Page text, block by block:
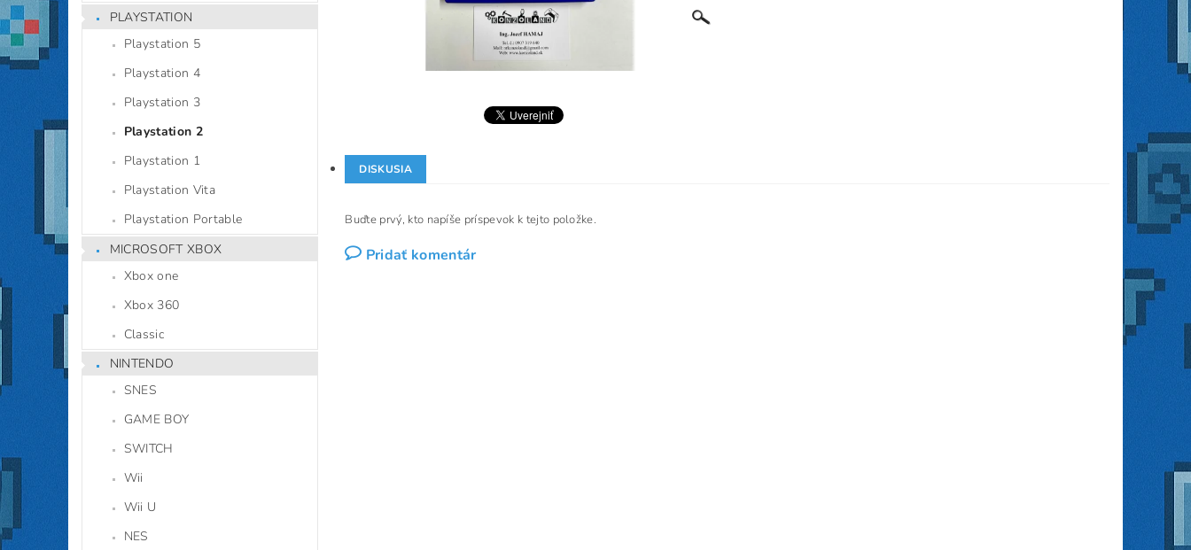
PLAYSTATION
Playstation 5
Playstation 4
Playstation 3
Playstation 2
Playstation 1
Playstation Vita
Playstation Portable
MICROSOFT XBOX
Xbox one
Xbox 360
Classic
NINTENDO
SNES
GAME BOY
SWITCH
Wii
Wii U
NES
DISKUSIA
Buďte prvý, kto napíše príspevok k tejto položke.
Pridať komentár